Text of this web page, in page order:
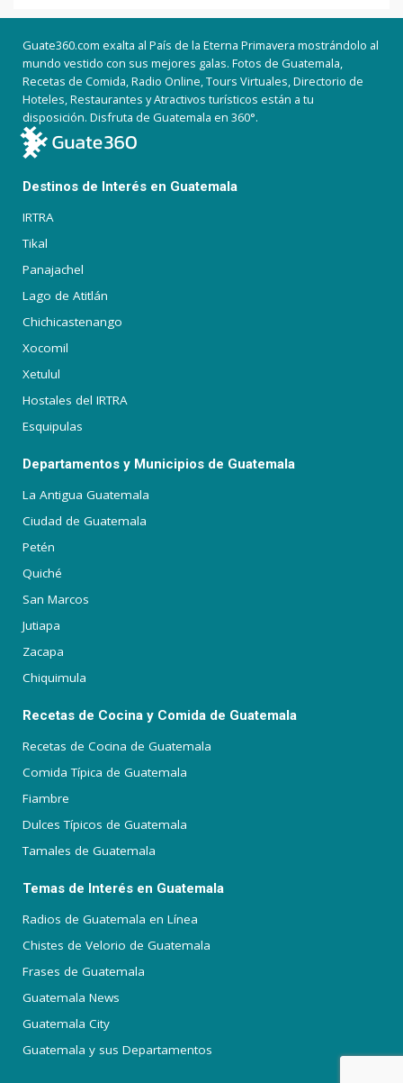
Guate360.com exalta al País de la Eterna Primavera mostrándolo al
mundo vestido con sus mejores galas. Fotos de Guatemala,
Recetas de Comida, Radio Online, Tours Virtuales, Directorio de
Hoteles, Restaurantes y Atractivos turísticos están a tu
disposición. Disfruta de Guatemala en 360°.
Destinos de Interés en Guatemala
IRTRA
Tikal
Panajachel
Lago de Atitlán
Chichicastenango
Xocomil
Xetulul
Hostales del IRTRA
Esquipulas
Departamentos y Municipios de Guatemala
La Antigua Guatemala
Ciudad de Guatemala
Petén
Quiché
San Marcos
Jutiapa
Zacapa
Chiquimula
Recetas de Cocina y Comida de Guatemala
Recetas de Cocina de Guatemala
Comida Típica de Guatemala
Fiambre
Dulces Típicos de Guatemala
Tamales de Guatemala
Temas de Interés en Guatemala
Radios de Guatemala en Línea
Chistes de Velorio de Guatemala
Frases de Guatemala
Guatemala News
Guatemala City
Guatemala y sus Departamentos